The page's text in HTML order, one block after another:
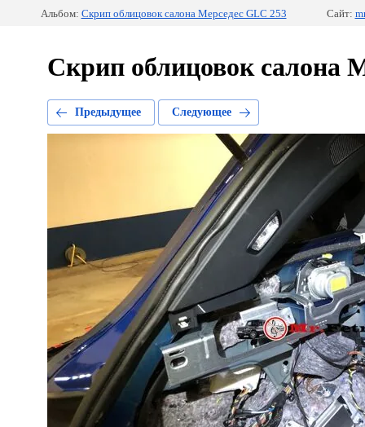
Альбом: Скрип облицовок салона Мерседес GLC 253 Сайт:
Скрип облицовок салона
Предыдущее Следующее